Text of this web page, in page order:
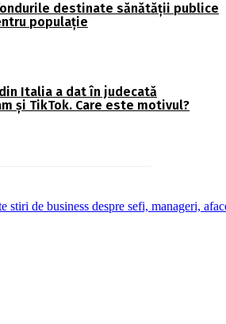
destinate sănătății publice
populație
Italia a dat în judecată
și TikTok. Care este motivul?